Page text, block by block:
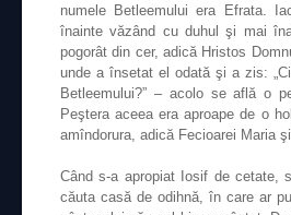
numele Betleemului era Efrata.
înainte văzând cu duhul şi mai
pogorât din cer, adică Hristos
unde a însetat el odată şi a zis:
Betleemului?” – acolo se află o
Peştera aceea era aproape de o
amîndorura, adică Fecioarei Maria
Când s-a apropiat Iosif de cetate,
căuta casă de odihnă, în care ar